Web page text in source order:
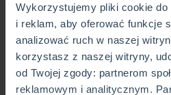
Wykorzystujemy pliki cookie
i reklam, aby oferować funkcje
analizować ruch w naszej
korzystasz z naszej witryny,
od Twojej zgody: partnerom
reklamowym i analitycznym.
Skomplikowane pojęciatłumacz
mieć pewność, że klient wie, jak
tzw. choroby oczywistości, czy
się wydawać, że to, co dla
jest takie dla wszystkich.